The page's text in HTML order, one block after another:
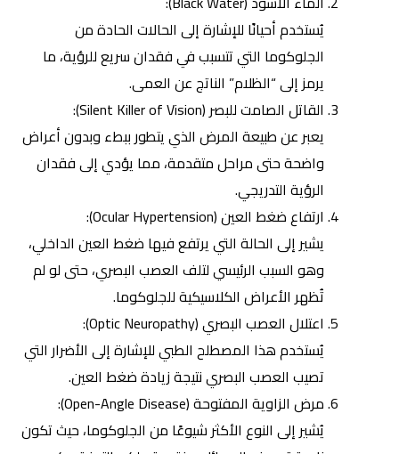
يُستخدم أحيانًا للإشارة إلى الحالات الحادة من
الجلوكوما التي تتسبب في فقدان سريع للرؤية، ما
يرمز إلى “الظلام” الناتج عن العمى.
القاتل الصامت للبصر(Silent Killer of Vision):
يعبر عن طبيعة المرض الذي يتطور ببطء وبدون أعراض
واضحة حتى مراحل متقدمة، مما يؤدي إلى فقدان
الرؤية التدريجي.
ارتفاع ضغط العين (Ocular Hypertension):
يشير إلى الحالة التي يرتفع فيها ضغط العين الداخلي،
وهو السبب الرئيسي لتلف العصب البصري، حتى لو لم
تُظهر الأعراض الكلاسيكية للجلوكوما.
اعتلال العصب البصري (Optic Neuropathy):
يُستخدم هذا المصطلح الطبي للإشارة إلى الأضرار التي
تصيب العصب البصري نتيجة زيادة ضغط العين.
مرض الزاوية المفتوحة (Open-Angle Disease):
يُشير إلى النوع الأكثر شيوعًا من الجلوكوما، حيث تكون